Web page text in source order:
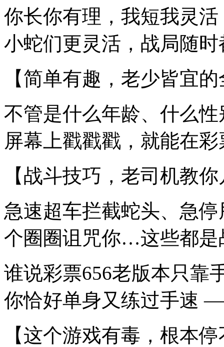
你长你有理，我短我灵
小蛇们更灵活，战局随
【简单有趣，老少皆宜
不管是什么年龄、什么
屏幕上戳戳戳，就能在
【战斗技巧，老司机教
急速超车拦截蛇头、急
个圈圈诅咒你…这些都是
谁说彩票656老版本只靠
你恰好单身又练过手速
【这个游戏有毒，根本